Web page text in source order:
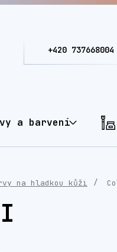
+420 737668004
a barvení
na hladkou kůži